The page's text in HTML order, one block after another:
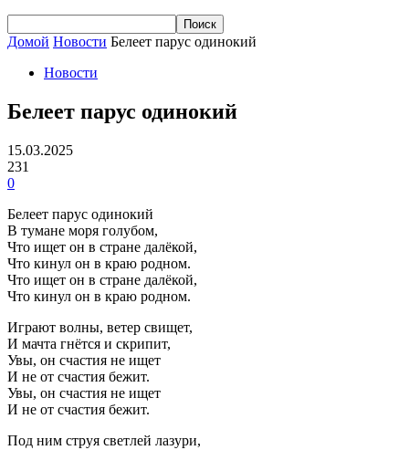
Домой Новости Белеет парус одинокий
Новости
Белеет парус одинокий
15.03.2025
231
0
Белеет парус одинокий
В тумане моря голубом,
Что ищет он в стране далёкой,
Что кинул он в краю родном.
Что ищет он в стране далёкой,
Что кинул он в краю родном.
Играют волны, ветер свищет,
И мачта гнётся и скрипит,
Увы, он счастия не ищет
И не от счастия бежит.
Увы, он счастия не ищет
И не от счастия бежит.
Под ним струя светлей лазури,